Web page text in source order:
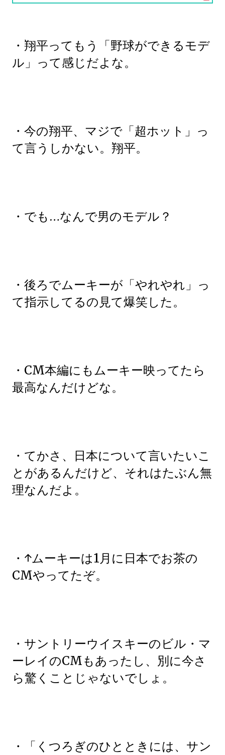
・翔平ってもう「野球ができるモデ
ル」って感じだよな。
・今の翔平、マジで「超ホット」っ
て言うしかない。翔平。
・でも…なんで男のモデル？
・後ろでムーキーが「やれやれ」っ
て指示してるの見て爆笑した。
・CM本編にもムーキー映ってたら
最高なんだけどな。
・てかさ、日本について言いたいこ
とがあるんだけど、それはたぶん無
理なんだよ。
・↑ムーキーは1月に日本でお茶の
CMやってたぞ。
・サントリーウイスキーのビル・マ
ーレイのCMもあったし、別に今さ
ら驚くことじゃないでしょ。
・「くつろぎのひとときには、サン